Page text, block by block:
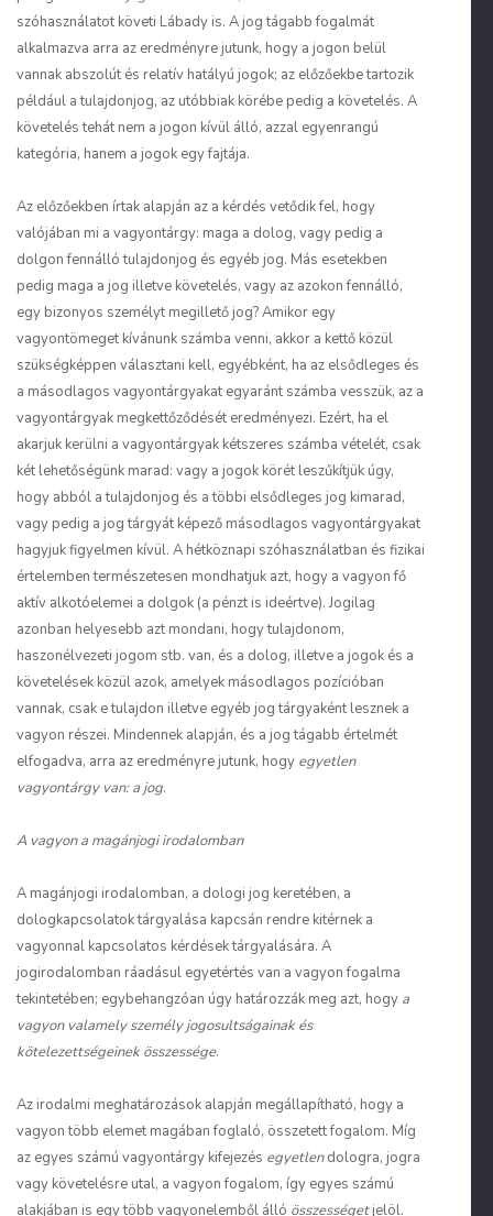
szóhasználatot követi Lábady is. A jog tágabb fogalmát
alkalmazva arra az eredményre jutunk, hogy a jogon belül
vannak abszolút és relatív hatályú jogok; az előzőekbe tartozik
például a tulajdonjog, az utóbbiak körébe pedig a követelés. A
követelés tehát nem a jogon kívül álló, azzal egyenrangú
kategória, hanem a jogok egy fajtája.
Az előzőekben írtak alapján az a kérdés vetődik fel, hogy
valójában mi a vagyontárgy: maga a dolog, vagy pedig a
dolgon fennálló tulajdonjog és egyéb jog. Más esetekben
pedig maga a jog illetve követelés, vagy az azokon fennálló,
egy bizonyos személyt megillető jog? Amikor egy
vagyontömeget kívánunk számba venni, akkor a kettő közül
szükségképpen választani kell, egyébként, ha az elsődleges és
a másodlagos vagyontárgyakat egyaránt számba vesszük, az a
vagyontárgyak megkettőződését eredményezi. Ezért, ha el
akarjuk kerülni a vagyontárgyak kétszeres számba vételét, csak
két lehetőségünk marad: vagy a jogok körét leszűkítjük úgy,
hogy abból a tulajdonjog és a többi elsődleges jog kimarad,
vagy pedig a jog tárgyát képező másodlagos vagyontárgyakat
hagyjuk figyelmen kívül. A hétköznapi szóhasználatban és fizikai
értelemben természetesen mondhatjuk azt, hogy a vagyon fő
aktív alkotóelemei a dolgok (a pénzt is ideértve). Jogilag
azonban helyesebb azt mondani, hogy tulajdonom,
haszonélvezeti jogom stb. van, és a dolog, illetve a jogok és a
követelések közül azok, amelyek másodlagos pozícióban
vannak, csak e tulajdon illetve egyéb jog tárgyaként lesznek a
vagyon részei. Mindennek alapján, és a jog tágabb értelmét
elfogadva, arra az eredményre jutunk, hogy egyetlen
vagyontárgy van: a jog.
A vagyon a magánjogi irodalomban
A magánjogi irodalomban, a dologi jog keretében, a
dologkapcsolatok tárgyalása kapcsán rendre kitérnek a
vagyonnal kapcsolatos kérdések tárgyalására. A
jogirodalomban ráadásul egyetértés van a vagyon fogalma
tekintetében; egybehangzóan úgy határozzák meg azt, hogy a
vagyon valamely személy jogosultságainak és
kötelezettségeinek összessége.
Az irodalmi meghatározások alapján megállapítható, hogy a
vagyon több elemet magában foglaló, összetett fogalom. Míg
az egyes számú vagyontárgy kifejezés egyetlendologra, jogra
vagy követelésre utal, a vagyon fogalom, így egyes számú
alakjában is egy több vagyonelemből álló összességetjelöl.